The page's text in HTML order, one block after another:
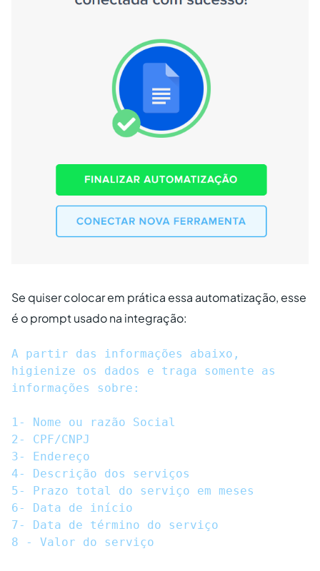
Se quiser colocar em prática essa automatização, esse
é o prompt usado na integração:
A partir das informações abaixo,
higienize os dados e traga somente as
informações sobre:
1- Nome ou razão Social
2- CPF/CNPJ
3- Endereço
4- Descrição dos serviços
5- Prazo total do serviço em meses
6- Data de início
7- Data de término do serviço
8 - Valor do serviço